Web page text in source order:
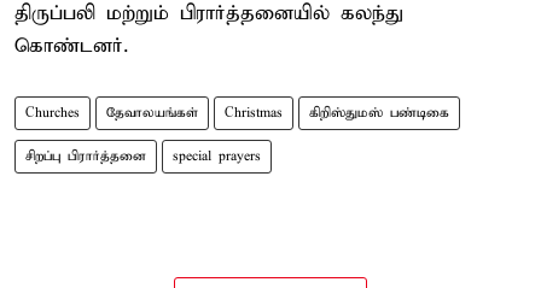
திருப்பலி மற்றும் பிரார்த்தனையில் கலந்து
கொண்டனர்.
Churches தேவாலயங்கள் Christmas கிறிஸ்துமஸ் பண்டிகை
சிறப்பு பிரார்த்தனை special prayers